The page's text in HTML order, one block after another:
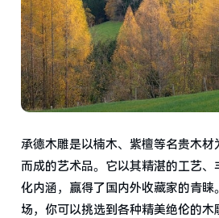
承德木雕是以楠木、紫檀等名贵木材
而成的艺术品。它以其精湛的工艺
化内涵，赢得了国内外收藏家的青
场，你可以挑选到各种精美绝伦的木